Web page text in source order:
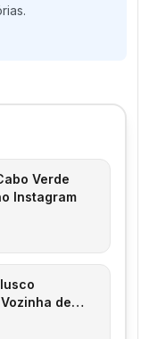
Verde
Instagram
de